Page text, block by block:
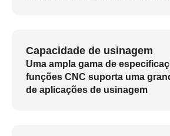
Capacidade de usinagem
Uma ampla gama de
funções CNC suporta uma
de aplicações de usinagem